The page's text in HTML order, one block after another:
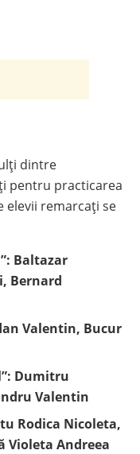
dintre
pentru practicarea
remarcați se
Baltazar
Bernard
Valentin, Bucur
Dumitru
Valentin
Rodica Nicoleta,
Violeta Andreea